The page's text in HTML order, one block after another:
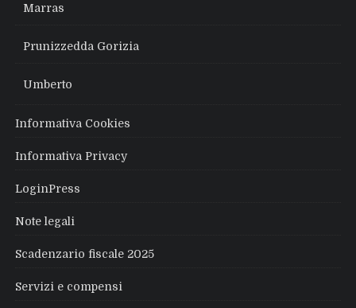
Marras
Prunizzedda Gorizia
Umberto
Informativa Cookies
Informativa Privacy
LoginPress
Note legali
Scadenzario fiscale 2025
Servizi e compensi